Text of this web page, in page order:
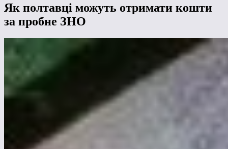
Як полтавці можуть отримати кошти
за пробне ЗНО